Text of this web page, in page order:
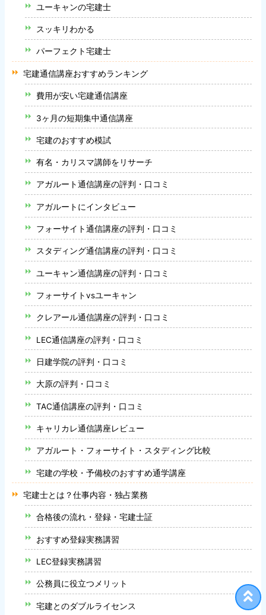
ユーキャンの宅建士
スッキリわかる
パーフェクト宅建士
宅建通信講座おすすめランキング
費用が安い宅建通信講座
3ヶ月の短期集中通信講座
宅建のおすすめ模試
有名・カリスマ講師をリサーチ
アガルート通信講座の評判・口コミ
アガルートにインタビュー
フォーサイト通信講座の評判・口コミ
スタディング通信講座の評判・口コミ
ユーキャン通信講座の評判・口コミ
フォーサイトvsユーキャン
クレアール通信講座の評判・口コミ
LEC通信講座の評判・口コミ
日建学院の評判・口コミ
大原の評判・口コミ
TAC通信講座の評判・口コミ
キャリカレ通信講座レビュー
アガルート・フォーサイト・スタディング比較
宅建の学校・予備校のおすすめ通学講座
宅建士とは？仕事内容・独占業務
合格後の流れ・登録・宅建士証
おすすめ登録実務講習
LEC登録実務講習
公務員に役立つメリット
宅建とのダブルライセンス